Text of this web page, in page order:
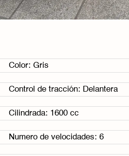
Color: Gris
Control de tracción: Delantera
Cilindrada: 1600 cc
Numero de velocidades: 6